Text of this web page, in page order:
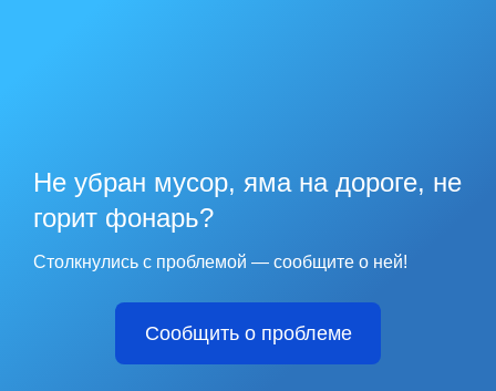
Не убран мусор, яма на дороге, не
горит фонарь?
Столкнулись с проблемой — сообщите о ней!
Сообщить о проблеме